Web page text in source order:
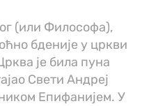
(или Философа),
бденије у цркви
је била пуна
Свети Андреј
Епифанијем. У